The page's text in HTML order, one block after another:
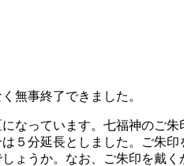
無事終了できました。
なっています。七福神のご朱
５分延長としました。ご朱
ょうか。なお、ご朱印を戴